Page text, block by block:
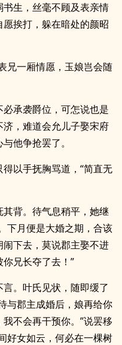
生，丝毫不顾及表亲情
挨打，躲在暗处的颜昭
兄一厢情愿，玉娘岂会随
承袭爵位，可怎说也是
，难道会允儿子娶宋府
他争抢罢了。
以手抚胸骂道，“简直无
背。待气息稍平，她继
下月便是大婚之期，合该
下去，莫说郡主娶不进
兄长夺了去！”
。叶氏见状，随即缓了
与郡主成婚后，娘再给你
不会再干预你。”说罢移
好女如云，何必在一棵树